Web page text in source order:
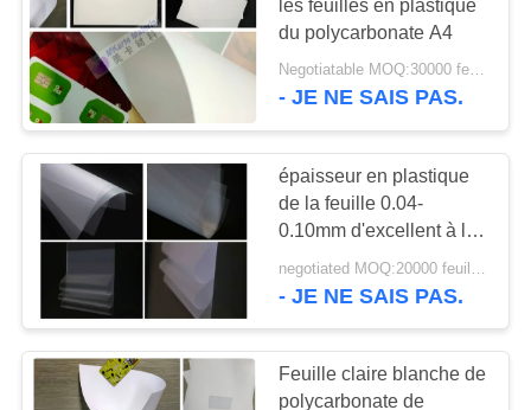
POLICY
les feuilles en plastique
du polycarbonate A4
Negotiatable MOQ:30000 feuilles ou 2 tonnes
- JE NE SAIS PAS.
épaisseur en plastique
de la feuille 0.04-
0.10mm d'excellent à la
traction PC de
résistance
- JE NE SAIS PAS.
Feuille claire blanche de
polycarbonate de